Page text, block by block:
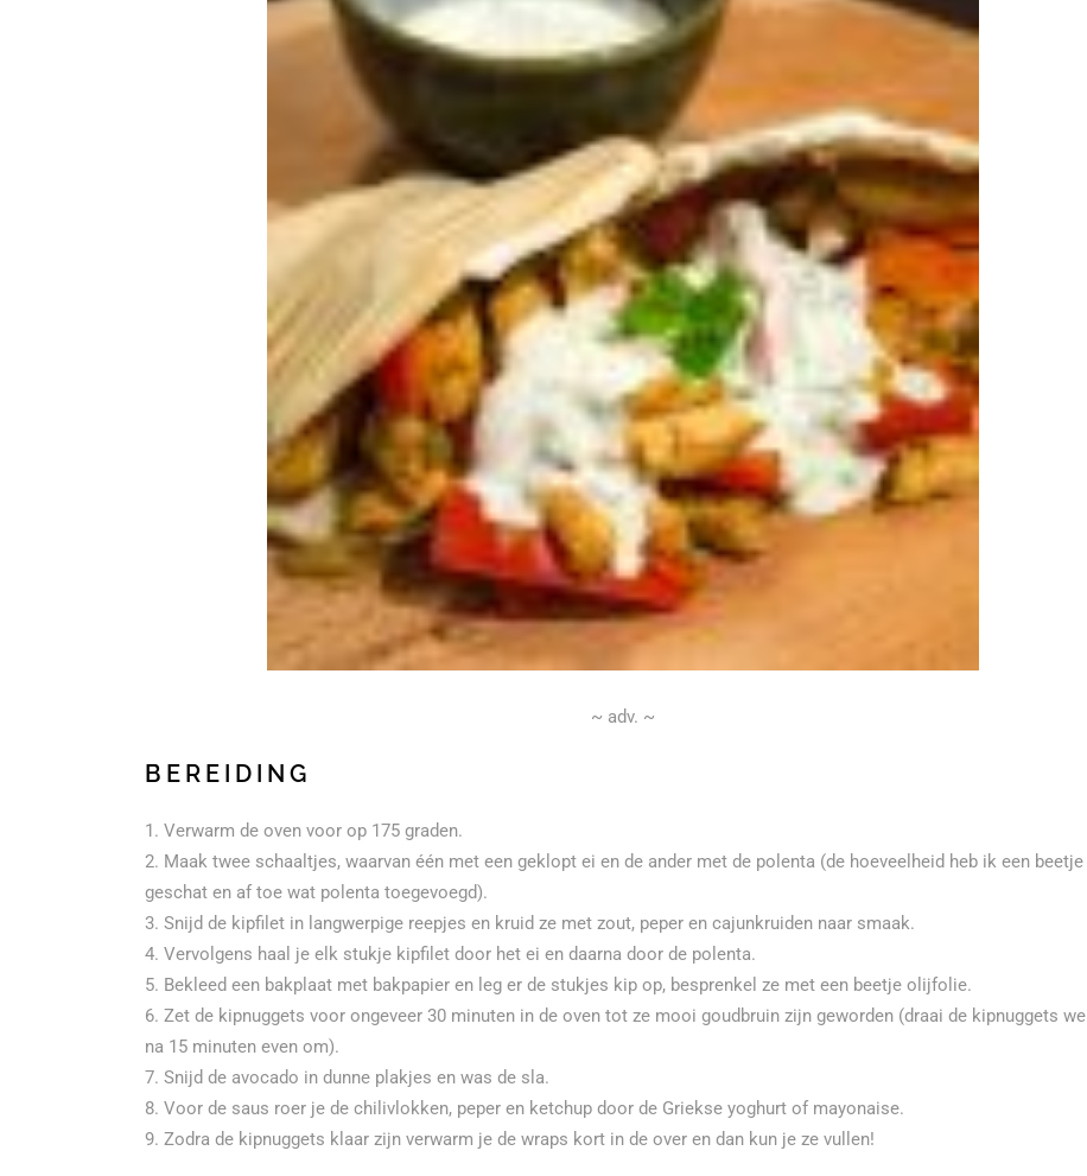
~ adv. ~
BEREIDING
Verwarm de oven voor op 175 graden.
Maak twee schaaltjes, waarvan één met een geklopt ei en de ander met de polenta (de hoeveelheid heb ik een beetje
geschat en af toe wat polenta toegevoegd).
Snijd de kipfilet in langwerpige reepjes en kruid ze met zout, peper en cajunkruiden naar smaak.
Vervolgens haal je elk stukje kipfilet door het ei en daarna door de polenta.
Bekleed een bakplaat met bakpapier en leg er de stukjes kip op, besprenkel ze met een beetje olijfolie.
Zet de kipnuggets voor ongeveer 30 minuten in de oven tot ze mooi goudbruin zijn geworden (draai de kipnuggets wel
na 15 minuten even om).
Snijd de avocado in dunne plakjes en was de sla.
Voor de saus roer je de chilivlokken, peper en ketchup door de Griekse yoghurt of mayonaise.
Zodra de kipnuggets klaar zijn verwarm je de wraps kort in de over en dan kun je ze vullen!